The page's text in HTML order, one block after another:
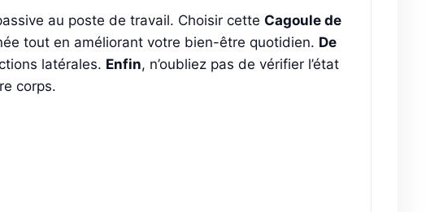
au poste de travail. Choisir cette Cagoule de
tout en améliorant votre bien-être quotidien. De
latérales. Enfin, n’oubliez pas de vérifier l’état
corps.